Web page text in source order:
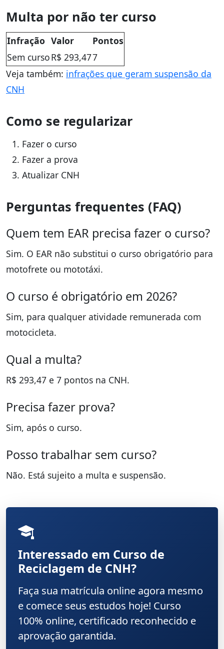
Multa por não ter curso
Infração Valor
Pontos
Sem cursoR$ 293,477
Veja também: infrações que geram suspensão da
CNH
Como se regularizar
Fazer o curso
Fazer a prova
Atualizar CNH
Perguntas frequentes (FAQ)
Quem tem EAR precisa fazer o curso?
Sim. O EAR não substitui o curso obrigatório para
motofrete ou mototáxi.
O curso é obrigatório em 2026?
Sim, para qualquer atividade remunerada com
motocicleta.
Qual a multa?
R$ 293,47 e 7 pontos na CNH.
Precisa fazer prova?
Sim, após o curso.
Posso trabalhar sem curso?
Não. Está sujeito a multa e suspensão.
Interessado em Curso de
Reciclagem de CNH?
Faça sua matrícula online agora mesmo
e comece seus estudos hoje! Curso
100% online, certificado reconhecido e
aprovação garantida.